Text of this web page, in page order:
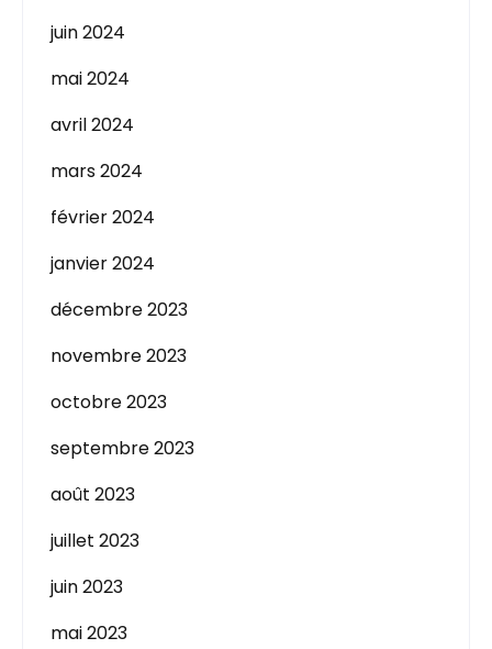
juin 2024
mai 2024
avril 2024
mars 2024
février 2024
janvier 2024
décembre 2023
novembre 2023
octobre 2023
septembre 2023
août 2023
juillet 2023
juin 2023
mai 2023